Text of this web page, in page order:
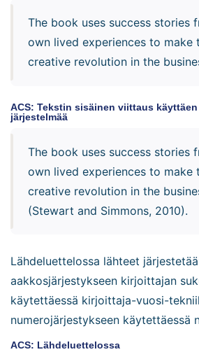
The book uses success stories
own lived experiences to make
creative revolution in the
ACS: Tekstin sisäinen viittaus
järjestelmää
The book uses success stories
own lived experiences to make
creative revolution in the
(Stewart and Simmons, 2010).
Lähdeluettelossa lähteet
aakkosjärjestykseen kirjoittajan
käytettäessä kirjoittaja-vuosi-
numerojärjestykseen käytettäessä
ACS: Lähdeluettelossa